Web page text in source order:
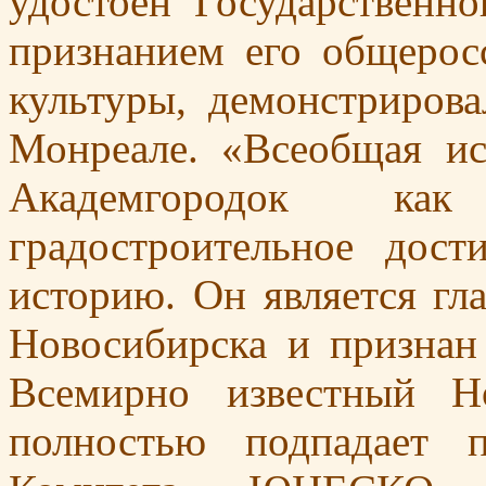
признанием его
культуры,
Монреале. «Всеобщая
Академгородок
градостроительное
историю. Он является
Новосибирска и
Всемирно известный
полностью